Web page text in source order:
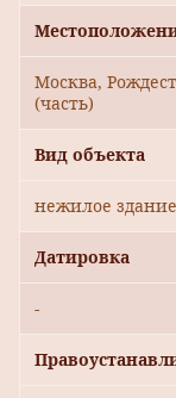
Москва,
(часть)
Вид объекта
нежилое здание
Датировка
-